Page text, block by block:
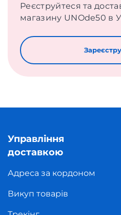
Реєструйтеся та
магазину UNOde50 в
Управління
доставкою
Адреса за кордоном
Викуп товарів